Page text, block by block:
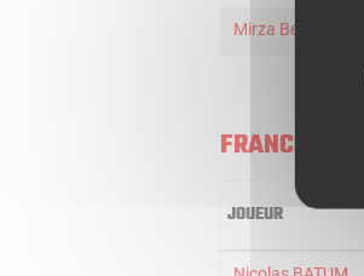
Mirza Begic
FRANCE
JOUEUR